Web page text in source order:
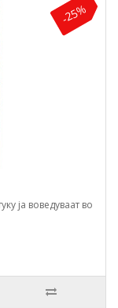
-25%
ја воведуваат во